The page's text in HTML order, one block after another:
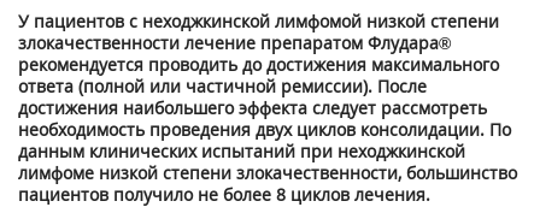
У пациентов с неходжкинской лимфомой низкой степени
злокачественности лечение препаратом Флудара®
рекомендуется проводить до достижения максимального
ответа (полной или частичной ремиссии). После
достижения наибольшего эффекта следует рассмотреть
необходимость проведения двух циклов консолидации. По
данным клинических испытаний при неходжкинской
лимфоме низкой степени злокачественности, большинство
пациентов получило не более 8 циклов лечения.